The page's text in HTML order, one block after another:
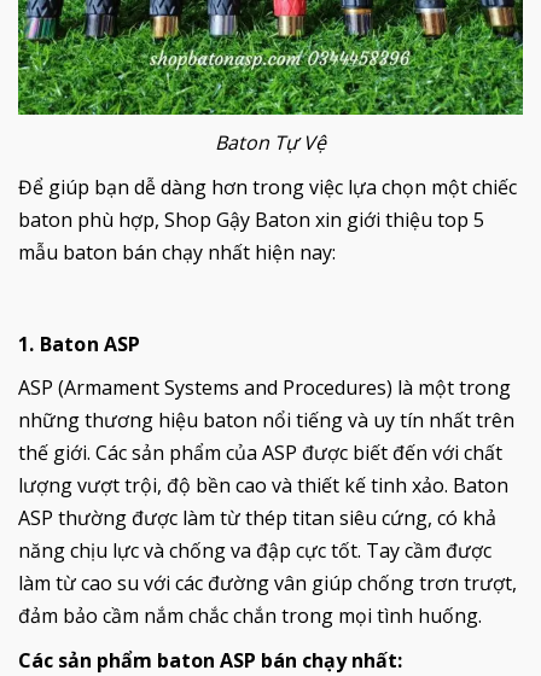
Baton Tự Vệ
Để giúp bạn dễ dàng hơn trong việc lựa chọn một chiếc
baton phù hợp, Shop Gậy Baton xin giới thiệu top 5
mẫu baton bán chạy nhất hiện nay:
1. Baton ASP
ASP (Armament Systems and Procedures) là một trong
những thương hiệu baton nổi tiếng và uy tín nhất trên
thế giới. Các sản phẩm của ASP được biết đến với chất
lượng vượt trội, độ bền cao và thiết kế tinh xảo. Baton
ASP thường được làm từ thép titan siêu cứng, có khả
năng chịu lực và chống va đập cực tốt. Tay cầm được
làm từ cao su với các đường vân giúp chống trơn trượt,
đảm bảo cầm nắm chắc chắn trong mọi tình huống.
Các sản phẩm baton ASP bán chạy nhất: